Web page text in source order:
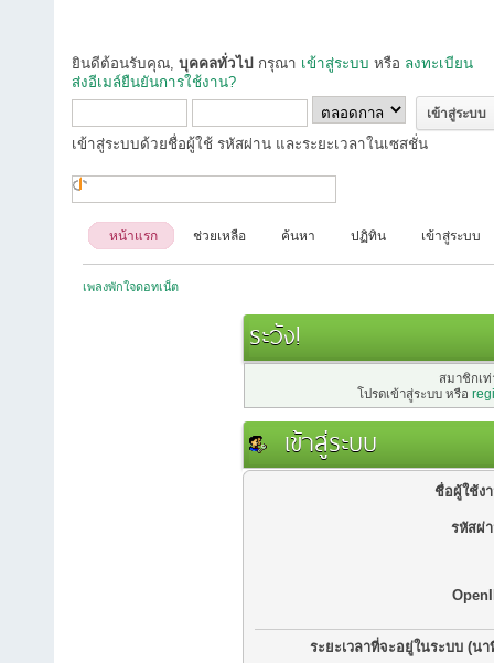
ยินดีต้อนรับคุณ, บุคคลทั่วไป กรุณา เข้าสู่ระบบ หรือ ลงทะเบียน
ส่งอีเมล์ยืนยันการใช้งาน?
เข้าสู่ระบบด้วยชื่อผู้ใช้ รหัสผ่าน และระยะเวลาในเซสชั่น
หน้าแรก ช่วยเหลือ ค้นหา ปฏิทิน เข้าสู่ระบบ
เพลงพักใจดอทเน็ต
ระวัง!
สมาชิกเ
โปรดเข้าสู่ระบบ หรือ
เข้าสู่ระบบ
ชื่อผู้ใช้ง
รหัสผ่
ระยะเวลาที่จะอยู่ในระบบ (นา